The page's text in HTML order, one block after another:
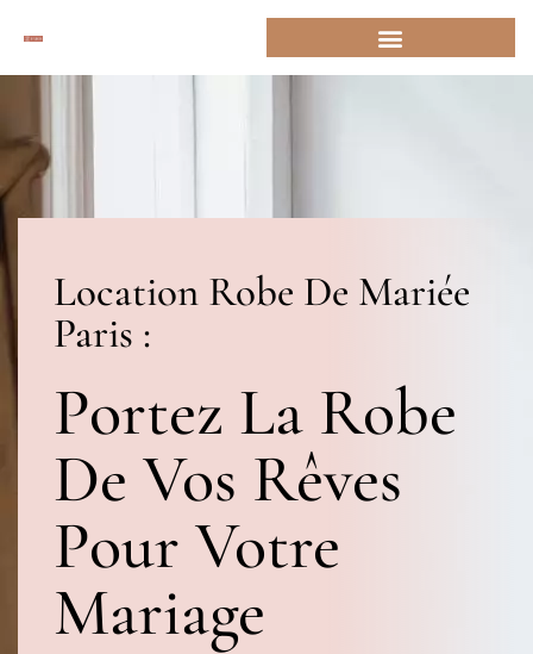
Location Robe De Mariée
Paris :
Portez La Robe
De Vos Rêves
Pour Votre
Mariage